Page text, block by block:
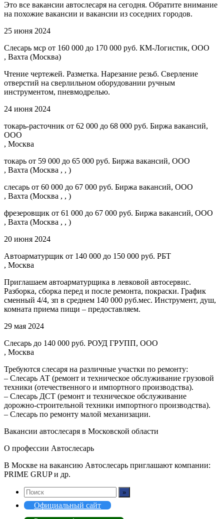
Это все вакансии автослесаря на сегодня. Обратите внимание
на похожие вакансии и вакансии из соседних городов.
25 июня 2024
Слесарь мср от 160 000 до 170 000 руб. КМ-Логистик, ООО
, Вахта (Москва)
Чтение чертежей. Разметка. Нарезание резьб. Сверление
отверстий на сверлильном оборудовании ручным
инструментом, пневмодрелью.
24 июня 2024
токарь-расточник от 62 000 до 68 000 руб. Биржа вакансий,
ООО
, Москва
токарь от 59 000 до 65 000 руб. Биржа вакансий, ООО
, Вахта (Москва , , )
слесарь от 60 000 до 67 000 руб. Биржа вакансий, ООО
, Вахта (Москва , , )
фрезеровщик от 61 000 до 67 000 руб. Биржа вакансий, ООО
, Вахта (Москва , , )
20 июня 2024
Автоарматурщик от 140 000 до 150 000 руб. РБТ
, Москва
Приглашаем автоарматурщика в левковой автосервис.
Разборка, сборка перед и после ремонта, покраски. График
сменный 4/4, зп в среднем 140 000 руб.мес. Инструмент, душ,
комната приема пищи – предоставляем.
29 мая 2024
Слесарь до 140 000 руб. РОУД ГРУПП, ООО
, Москва
Требуются слесаря на различные участки по ремонту:
– Слесарь АТ (ремонт и техническое обслуживание грузовой
техники (отечественного и импортного производства).
– Слесарь ДСТ (ремонт и техническое обслуживание
дорожно-строительной техники импортного производства).
– Слесарь по ремонту малой механизации.
Вакансии автослесаря в Московской области
О профессии Автослесарь
В Москве на вакансию Автослесарь приглашают компании:
PRIME GRUP и др.
Официальный сайт